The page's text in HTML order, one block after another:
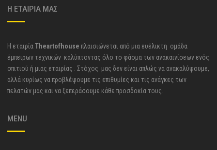
Η ΕΤΑΙΡΙΑ ΜΑΣ
Η εταιρία Theartofhouse πλαισιώνεται από μια ευέλικτη ομάδα
έμπειρων τεχνικών καλύπτοντας όλο το φάσμα των ανακαινίσεων ενός
σπιτιού ή μιας εταιρίας . Στόχος μας δεν είναι απλώς να ανακαλύψουμε,
αλλά κυρίως να προβλέψουμε τις επιθυμίες και τις ανάγκες των
πελατών μας και να ξεπεράσουμε κάθε προσδοκία τους.
MENU